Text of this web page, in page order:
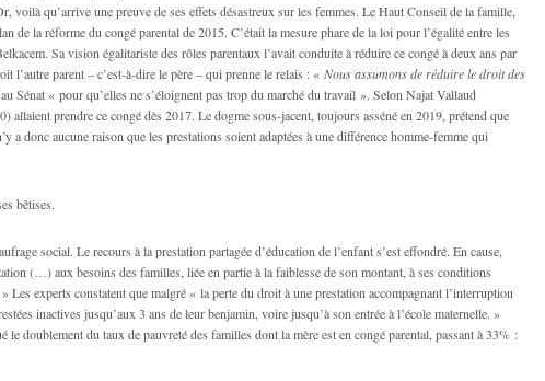
voilà qu’arrive une preuve de ses effets désastreux sur les femmes. Le Haut Conseil de la famille,
de la réforme du congé parental de 2015. C’était la mesure phare de la loi pour l’égalité entre les
Sa vision égalitariste des rôles parentaux l’avait conduite à réduire ce congé à deux ans par
l’autre parent – c’est-à-dire le père – qui prenne le relais : « Nous assumons de réduire le droit des
Sénat « pour qu’elles ne s’éloignent pas trop du marché du travail ». Selon Najat Vallaud
allaient prendre ce congé dès 2017. Le dogme sous-jacent, toujours asséné en 2019, prétend que
a donc aucune raison que les prestations soient adaptées à une différence homme-femme qui
bêtises.
social. Le recours à la prestation partagée d’éducation de l’enfant s’est effondré. En cause,
(…) aux besoins des familles, liée en partie à la faiblesse de son montant, à ses conditions
Les experts constatent que malgré « la perte du droit à une prestation accompagnant l’interruption
inactives jusqu’aux 3 ans de leur benjamin, voire jusqu’à son entrée à l’école maternelle. »
le doublement du taux de pauvreté des familles dont la mère est en congé parental, passant à 33% :